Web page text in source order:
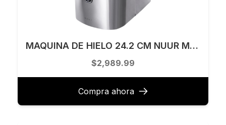
MAQUINA DE HIELO 24.2 CM NUUR MODELO HIEL12K
$2,989.99
Compra ahora